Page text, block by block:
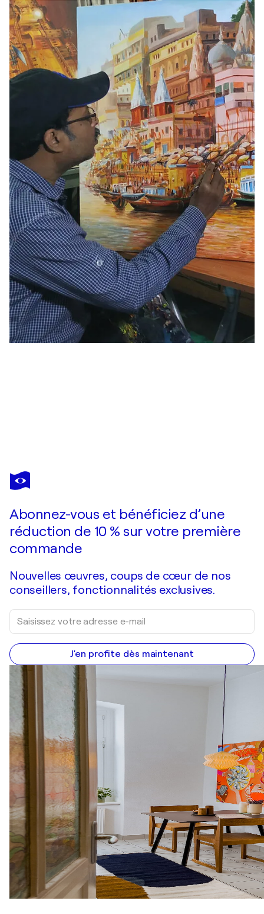
SAMIRAN
SARKAR
Je passe commande
Abonnez-vous et bénéficiez d’une
réduction de 10 % sur votre première
commande
Nouvelles œuvres, coups de cœur de nos
conseillers, fonctionnalités exclusives.
J'en profite dès maintenant